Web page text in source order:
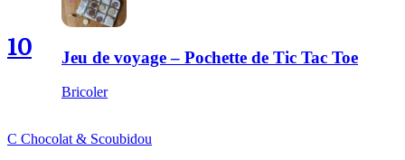
10 Jeu de voyage – Pochette de Tic Tac Toe
Bricoler
C Chocolat & Scoubidou